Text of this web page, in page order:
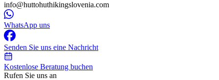
info@huttohuthikingslovenia.com
WhatsApp uns
Senden Sie uns eine Nachricht
Kostenlose Beratung buchen
Rufen Sie uns an